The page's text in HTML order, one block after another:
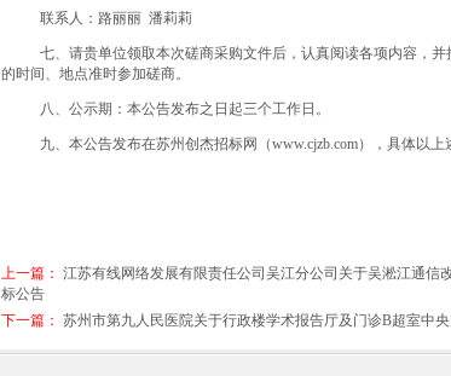
联系人： 路丽丽 潘莉莉
七、请贵单位领取本次磋商采购文件后，认真阅读各项内容，
的时间、地点准时参加磋商。
八、公示期：本公告发布之日起三个工作日。
九、本公告发布在苏州创杰招标网（www.cjzb.com） ，具体以
上一篇： 江苏有线网络发展有限责任公司吴江分公司关于吴淞江通信
标公告
下一篇： 苏州市第九人民医院关于行政楼学术报告厅及门诊B超室中